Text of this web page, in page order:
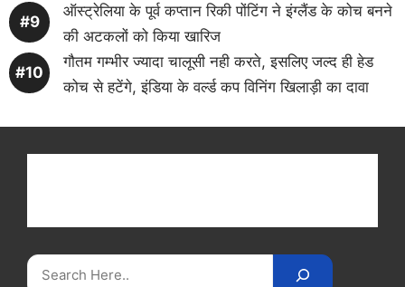
ऑस्ट्रेलिया के पूर्व कप्तान रिकी पोंटिंग ने इंग्लैंड के कोच बनने
की अटकलों को किया खारिज
गौतम गम्भीर ज्यादा चालूसी नही करते, इसलिए जल्द ही हेड
कोच से हटेंगे, इंडिया के वर्ल्ड कप विनिंग खिलाड़ी का दावा
Search